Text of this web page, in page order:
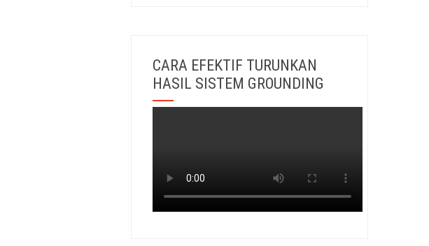
CARA EFEKTIF TURUNKAN
HASIL SISTEM GROUNDING